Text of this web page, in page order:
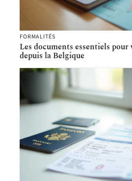
FORMALITÉS
Les documents essentiels
depuis la Belgique